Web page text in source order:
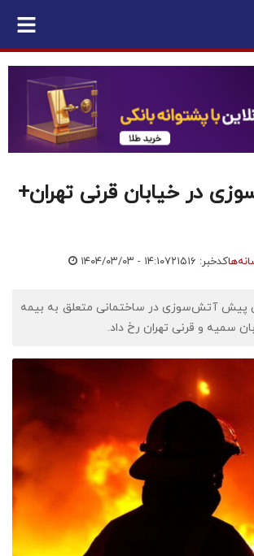
در خیابان قرنی تهران+
کدخبر: ۷۲۱۵۱۶ ۱۴۰۴/۰۳/۰۳ - ۱۴:۱۰
پیش آتش‌سوزی در ساختمانی متعلق به بیمه
سمیه و قرنی تهران رخ داد.